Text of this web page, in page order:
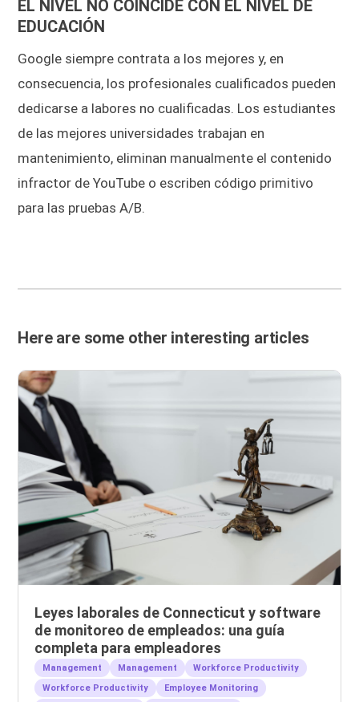
EL NIVEL NO COINCIDE CON EL NIVEL DE
EDUCACIÓN
Google siempre contrata a los mejores y, en
consecuencia, los profesionales cualificados pueden
dedicarse a labores no cualificadas. Los estudiantes
de las mejores universidades trabajan en
mantenimiento, eliminan manualmente el contenido
infractor de YouTube o escriben código primitivo
para las pruebas A/B.
Here are some other interesting articles
Leyes laborales de Connecticut y software
de monitoreo de empleados: una guía
completa para empleadores
Management Management
Workforce Productivity
Workforce Productivity
Employee Monitoring